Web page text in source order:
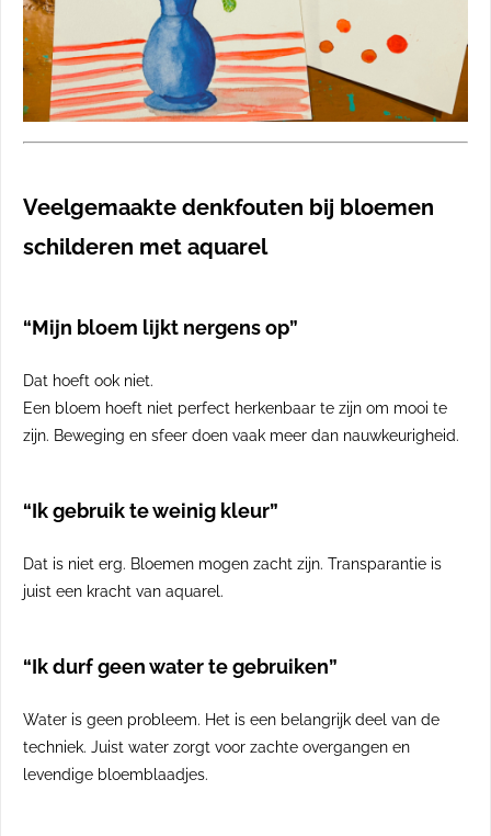
Veelgemaakte denkfouten bij bloemen
schilderen met aquarel
“Mijn bloem lijkt nergens op”
Dat hoeft ook niet.
Een bloem hoeft niet perfect herkenbaar te zijn om mooi te
zijn. Beweging en sfeer doen vaak meer dan nauwkeurigheid.
“Ik gebruik te weinig kleur”
Dat is niet erg. Bloemen mogen zacht zijn. Transparantie is
juist een kracht van aquarel.
“Ik durf geen water te gebruiken”
Water is geen probleem. Het is een belangrijk deel van de
techniek. Juist water zorgt voor zachte overgangen en
levendige bloemblaadjes.